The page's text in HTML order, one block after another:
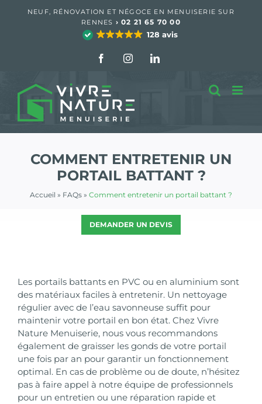
NEUF, RÉNOVATION ET NÉGOCE EN MENUISERIE SUR
RENNES › 02 21 65 70 00
128 avis
FacebookInstagramLinkedIn
COMMENT ENTRETENIR UN
PORTAIL BATTANT ?
Accueil » FAQs » Comment entretenir un portail battant ?
DEMANDER UN DEVIS
Les portails battants en PVC ou en aluminium sont
des matériaux faciles à entretenir. Un nettoyage
régulier avec de l’eau savonneuse suffit pour
maintenir votre portail en bon état. Chez Vivre
Nature Menuiserie, nous vous recommandons
également de graisser les gonds de votre portail
une fois par an pour garantir un fonctionnement
optimal. En cas de problème ou de doute, n’hésitez
pas à faire appel à notre équipe de professionnels
pour un entretien ou une réparation rapide et